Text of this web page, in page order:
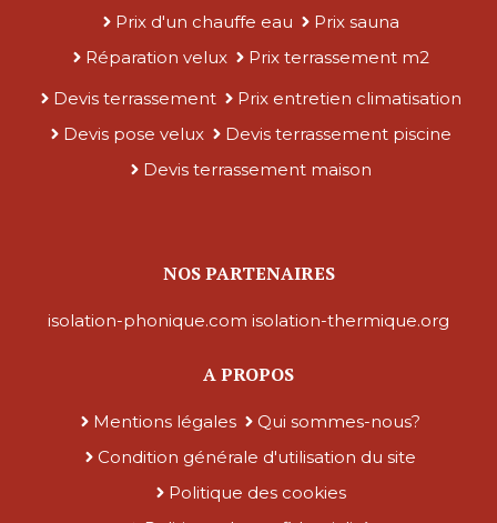
Prix d'un chauffe eau
Prix sauna
Réparation velux
Prix terrassement m2
Devis terrassement
Prix entretien climatisation
Devis pose velux
Devis terrassement piscine
Devis terrassement maison
NOS PARTENAIRES
isolation-phonique.com isolation-thermique.org
A PROPOS
Mentions légales
Qui sommes-nous?
Condition générale d'utilisation du site
Politique des cookies